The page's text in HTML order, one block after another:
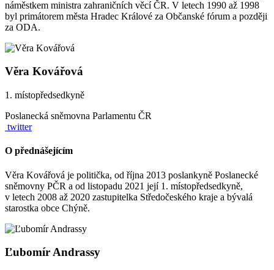
náměstkem ministra zahraničních věcí ČR. V letech 1990 až 1998
byl primátorem města Hradec Králové za Občanské fórum a později
za ODA.
Věra Kovářová
1. místopředsedkyně
Poslanecká sněmovna Parlamentu ČR
twitter
O přednášejícím
Věra Kovářová je politička, od října 2013 poslankyně Poslanecké
sněmovny PČR a od listopadu 2021 její 1. místopředsedkyně,
v letech 2008 až 2020 zastupitelka Středočeského kraje a bývalá
starostka obce Chýně.
Ľubomír Andrassy